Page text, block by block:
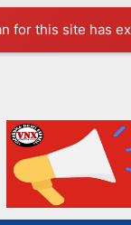
for this site has